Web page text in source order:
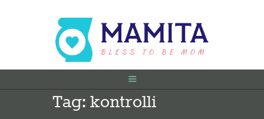
Tag: kontrolli
FILLIMI